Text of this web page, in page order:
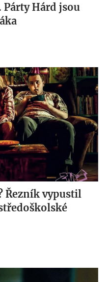
Hárd jsou
Řezník vypustil